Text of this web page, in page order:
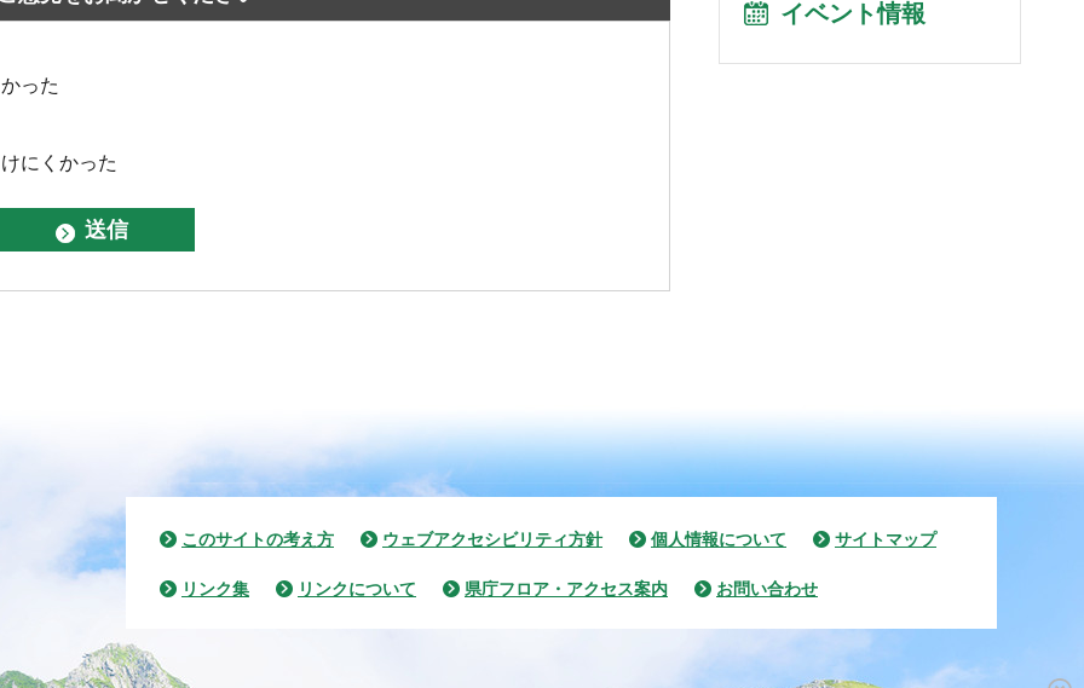
った
にくかった
イベント情報
このサイトの考え方 ウェブアクセシビリティ方針 個人情報について サイトマップ
リンク集 リンクについて 県庁フロア・アクセス案内 お問い合わせ